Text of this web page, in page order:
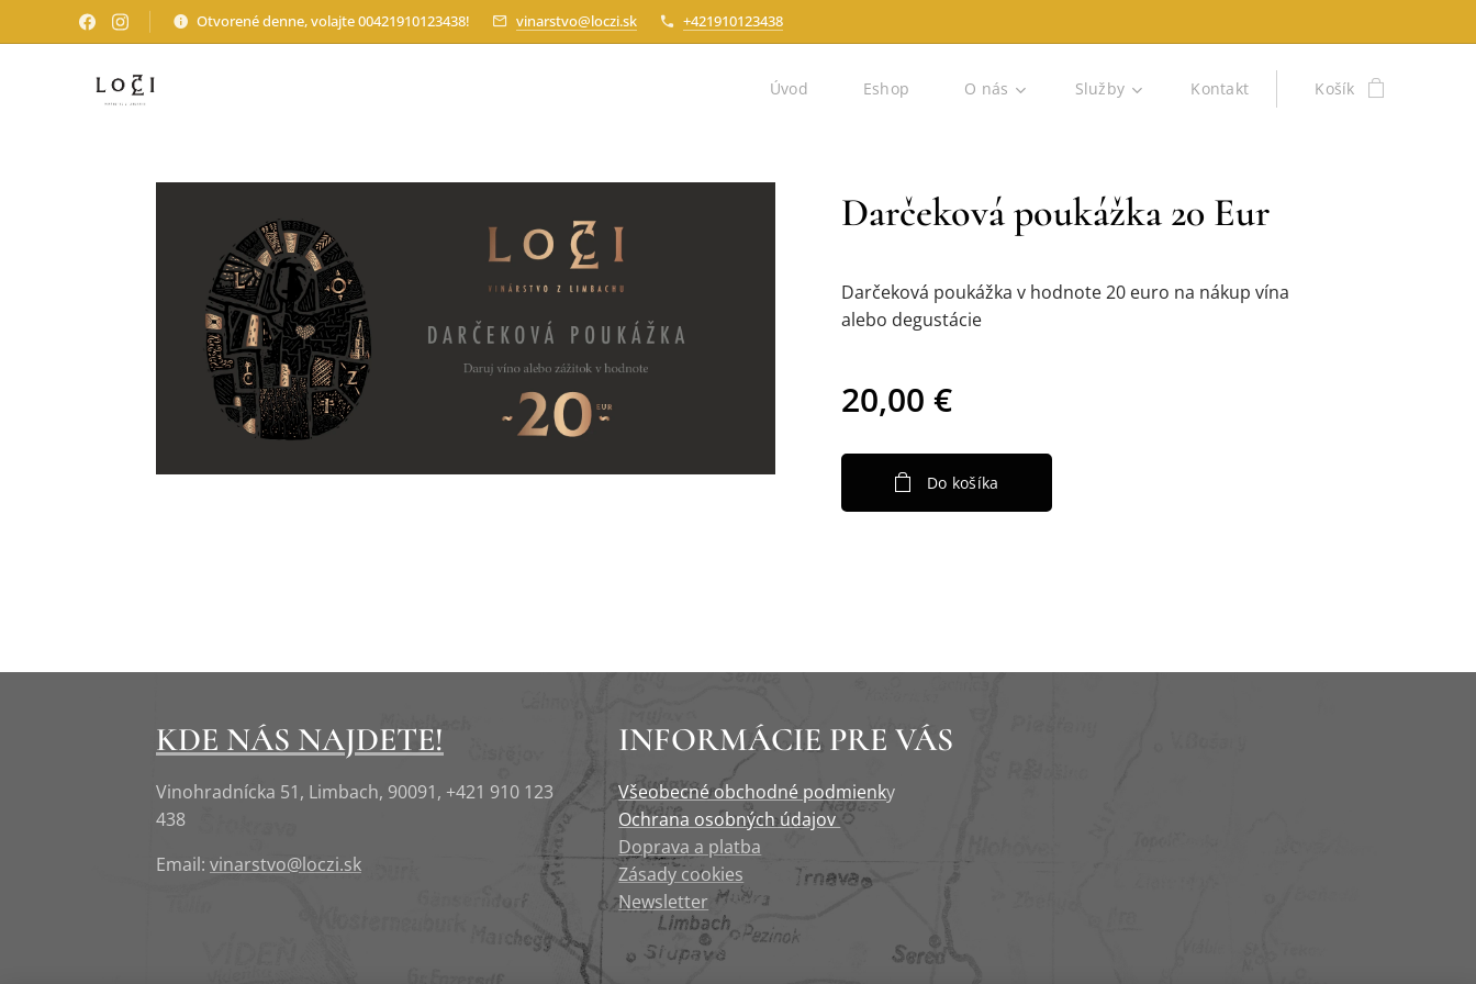
Otvorené denne, volajte 00421910123438! vinarstvo@loczi.sk +421910123438
Úvod Eshop O nás Služby Kontakt Košík
Darčeková poukážka 20 Eur
Darčeková poukážka v hodnote 20 euro na nákup vína
alebo degustácie
20,00 €
Do košíka
KDE NÁS NAJDETE!
Vinohradnícka 51, Limbach, 90091, +421 910 123
438
Email: vinarstvo@loczi.sk
INFORMÁCIE PRE VÁS
Všeobecné obchodné podmienky
Ochrana osobných údajov
Doprava a platba
Zásady cookies
Newsletter